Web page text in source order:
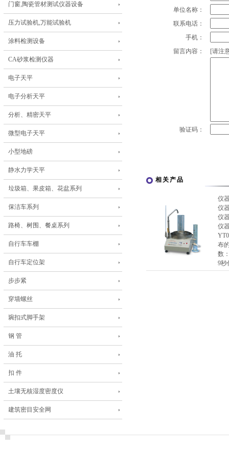
门窗,陶瓷管材测试仪器设备
压力试验机,万能试验机
涂料检测设备
CA砂浆检测仪器
电子天平
电子分析天平
分析、精密天平
微型电子天平
小型地磅
静水力学天平
垃圾箱、果皮箱、花盆系列
保洁车系列
路椅、树围、餐桌系列
自行车车棚
自行车定位架
步步紧
穿墙螺丝
琬扣式脚手架
钢 管
油 托
扣 件
土壤无核湿度密度仪
建筑密目安全网
单位名称：
联系电话：
手机：
留言内容：
[请注
验证码：
相关产品
仪
仪
仪
仪
布
数
9秒